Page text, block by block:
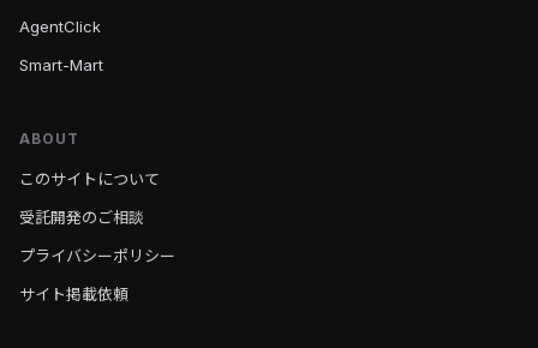
AgentClick
Smart-Mart
ABOUT
このサイトについて
受託開発のご相談
プライバシーポリシー
サイト掲載依頼